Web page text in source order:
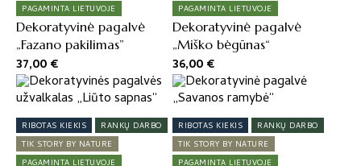
PAGAMINTA LIETUVOJE
Dekoratyvinė pagalvė
„Fazano pakilimas”
37,00€
PAGAMINTA LIETUVOJE
Dekoratyvinė pagalvė
„Miško bėgūnas“
36,00€
RIBOTAS KIEKIS
RANKŲ DARBO
TIK STORY BY NATURE
PAGAMINTA LIETUVOJE
RIBOTAS KIEKIS
RANKŲ DARBO
TIK STORY BY NATURE
PAGAMINTA LIETUVOJE